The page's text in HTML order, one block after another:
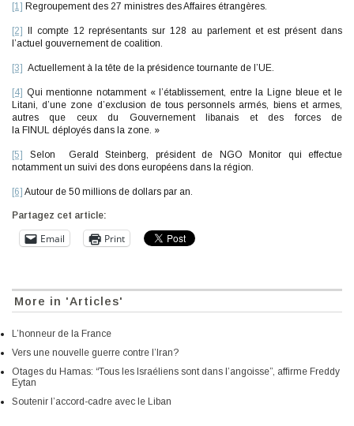
[1] Regroupement des 27 ministres des Affaires étrangères.
[2]
Il compte 12 représentants sur 128 au parlement et est présent dans
l’actuel gouvernement de coalition.
[3] Actuellement à la tête de la présidence tournante de l’UE.
[4] Qui mentionne notamment « l’établissement, entre la Ligne bleue et le
Litani, d’une zone d’exclusion de tous personnels armés, biens et armes,
autres que ceux du Gouvernement libanais et des forces de
la FINUL déployés dans la zone. »
[5]
Selon Gerald Steinberg, président de NGO Monitor qui effectue
notamment un suivi des dons européens dans la région.
[6] Autour de 50 millions de dollars par an.
Partagez cet article:
Email Print
More in 'Articles'
L’honneur de la France
Vers une nouvelle guerre contre l’Iran?
Otages du Hamas: “Tous les Israéliens sont dans l’angoisse”, affirme Freddy
Eytan
Soutenir l’accord-cadre avec le Liban